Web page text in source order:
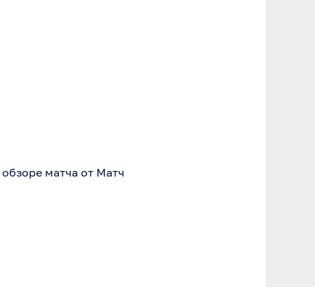
матча от Матч